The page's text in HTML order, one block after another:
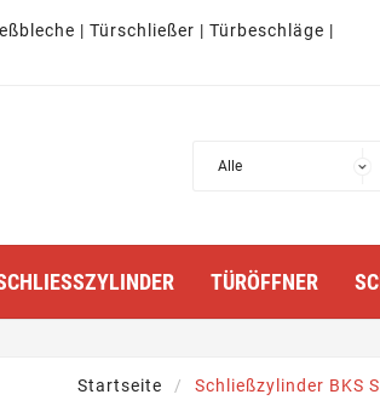
| Türschließer | Türbeschläge |
TÜRÖFFNER
Startseite Schließzylinder BKS